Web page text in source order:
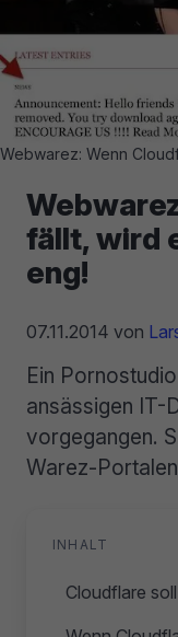
Webwarez: Wenn
fällt, wird
eng!
07.11.2014 von
Ein
ansässigen IT-
vorgegangen.
Warez-
INHALT
Cloudflare